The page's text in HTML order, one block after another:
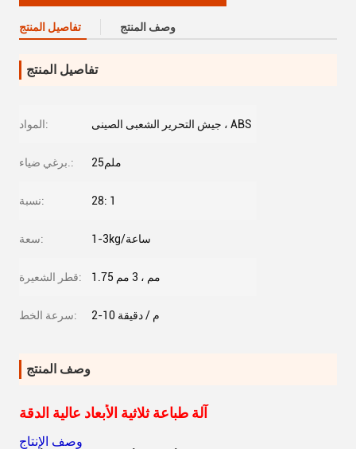
تفاصيل المنتج وصف المنتج
تفاصيل المنتج
المواد: جيش التحرير الشعبى الصينى ، ABS
برغي ضياء.: 25ملم
نسبة: 28: 1
سعة: 1-3kg/ساعة
قطر الشعيرة: 1.75 مم ، 3 مم
سرعة الخط: 2-10 م / دقيقة
وصف المنتج
آلة طباعة ثلاثية الأبعاد عالية الدقة
وصف الإنتاج